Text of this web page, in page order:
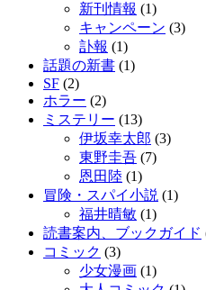
新刊情報 (1)
キャンペーン (3)
訃報 (1)
話題の新書 (1)
SF (2)
ホラー (2)
ミステリー (13)
伊坂幸太郎 (3)
東野圭吾 (7)
恩田陸 (1)
冒険・スパイ小説 (1)
福井晴敏 (1)
読書案内、ブックガイド
コミック (3)
少女漫画 (1)